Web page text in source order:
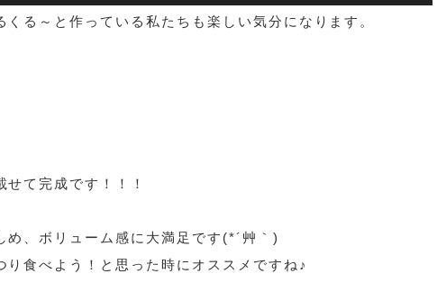
くる～と作っている私たちも楽しい気分になります。
て完成です！！！
め、ボリューム感に大満足です(*´艸｀)
り食べよう！と思った時にオススメですね♪